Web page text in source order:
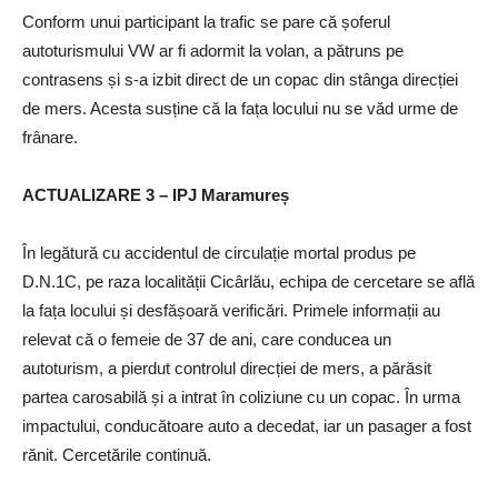
Conform unui participant la trafic se pare că șoferul
autoturismului VW ar fi adormit la volan, a pătruns pe
contrasens și s-a izbit direct de un copac din stânga direcției
de mers. Acesta susține că la fața locului nu se văd urme de
frânare.
ACTUALIZARE 3 – IPJ Maramureș
În legătură cu accidentul de circulație mortal produs pe
D.N.1C, pe raza localității Cicârlău, echipa de cercetare se află
la fața locului și desfășoară verificări. Primele informații au
relevat că o femeie de 37 de ani, care conducea un
autoturism, a pierdut controlul direcției de mers, a părăsit
partea carosabilă și a intrat în coliziune cu un copac. În urma
impactului, conducătoare auto a decedat, iar un pasager a fost
rănit. Cercetările continuă.